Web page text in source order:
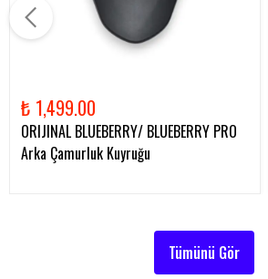
₺ 1,499.00
ORIJINAL BLUEBERRY/ BLUEBERRY PRO
Arka Çamurluk Kuyruğu
Tümünü Gör